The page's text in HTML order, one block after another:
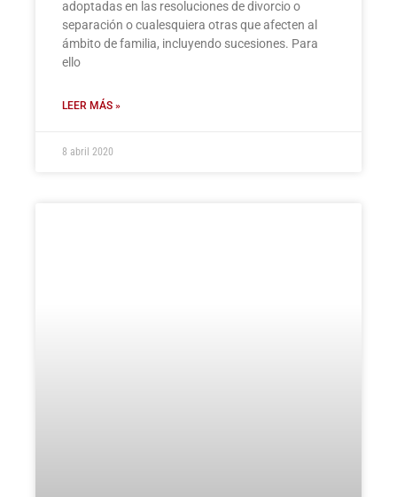
adoptadas en las resoluciones de divorcio o
separación o cualesquiera otras que afecten al
ámbito de familia, incluyendo sucesiones. Para
ello
LEER MÁS »
8 abril 2020